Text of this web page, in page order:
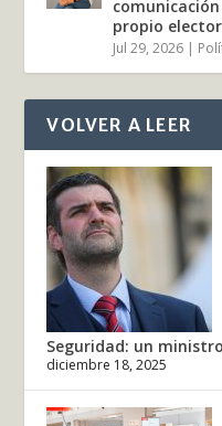
propio
Jul 29, 2026 |
VOLVER A LEER
Seguridad: un
diciembre 18, 2025